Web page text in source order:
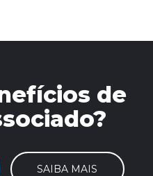
de
SAIBA MAIS